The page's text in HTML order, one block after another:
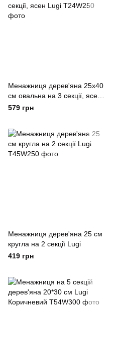
Менажниця дерев'яна 25х40
см овальна на 3 секції, ясен
Lugi
579 грн
Менажниця дерев'яна 25 см
кругла на 2 секції Lugi
419 грн